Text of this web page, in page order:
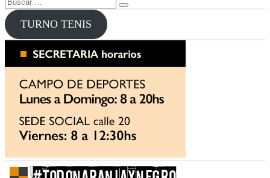
por:
Buscar
TURNO TENIS